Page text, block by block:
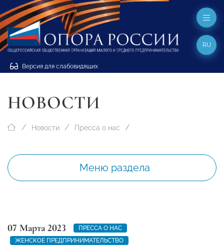
Версия для слабовидящих
RU
НОВОСТИ
Новости Пресса о нас
Меню раздела
07 Марта 2023
ПРЕССА О НАС
ЖЕНСКОЕ ПРЕДПРИНИМАТЕЛЬСТВО